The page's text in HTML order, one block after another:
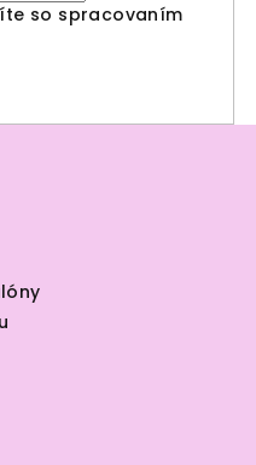
so spracovaním